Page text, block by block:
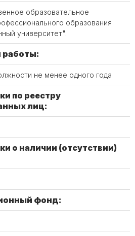
образовательное
образования
университет".
работы:
не менее одного года
по реестру
лиц:
о наличии (отсутствии)
фонд: